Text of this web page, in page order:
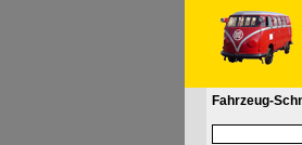
Fahrzeug-